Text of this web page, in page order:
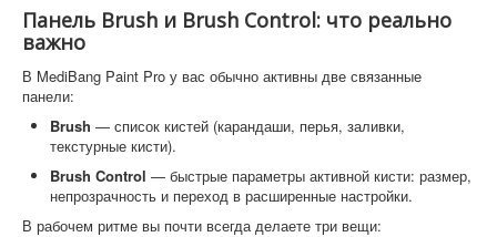
Панель Brush и Brush Control: что реально
важно
В MediBang Paint Pro у вас обычно активны две связанные
панели:
Brush — список кистей (карандаши, перья, заливки,
текстурные кисти).
Brush Control — быстрые параметры активной кисти: размер,
непрозрачность и переход в расширенные настройки.
В рабочем ритме вы почти всегда делаете три вещи: